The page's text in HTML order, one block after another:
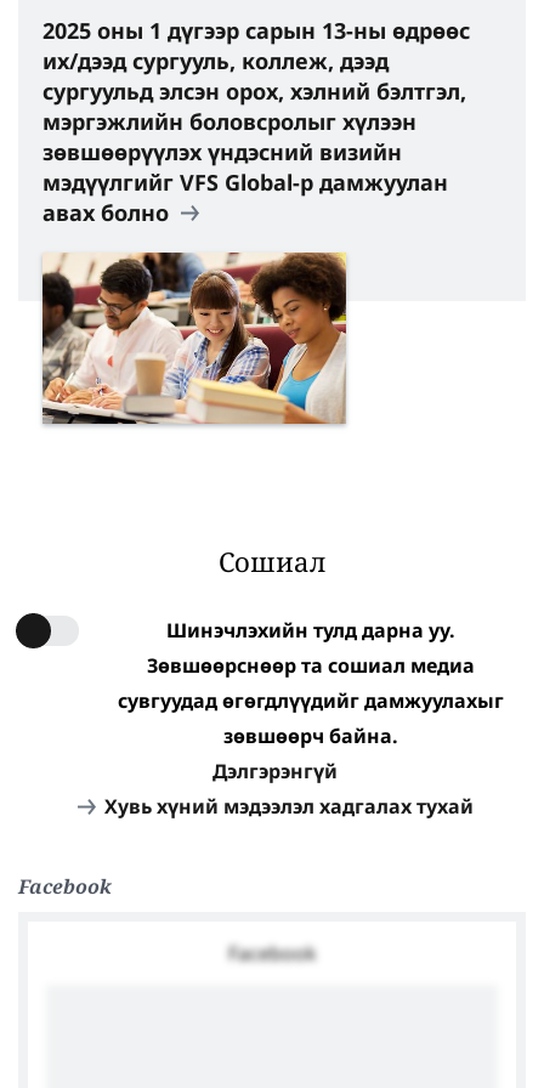
2025 оны 1 дүгээр сарын 13-ны өдрөөс
их/дээд сургууль, коллеж, дээд
сургуульд элсэн орох, хэлний бэлтгэл,
мэргэжлийн боловсролыг хүлээн
зөвшөөрүүлэх үндэсний визийн
мэдүүлгийг VFS Global-р дамжуулан
авах болно
Сошиал
Шинэчлэхийн тулд дарна уу.
Зөвшөөрснөөр та сошиал медиа
сувгуудад өгөгдлүүдийг дамжуулахыг
зөвшөөрч байна.
Дэлгэрэнгүй
Хувь хүний мэдээлэл хадгалах тухай
Facebook
Facebook